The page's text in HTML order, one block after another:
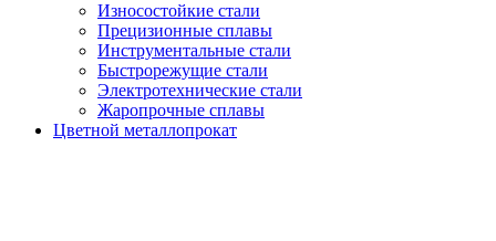
Износостойкие стали
Прецизионные сплавы
Инструментальные стали
Быстрорежущие стали
Электротехнические стали
Жаропрочные сплавы
Цветной металлопрокат